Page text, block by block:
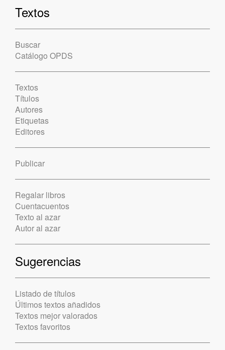
Textos
Buscar
Catálogo OPDS
Textos
Títulos
Autores
Etiquetas
Editores
Publicar
Regalar libros
Cuentacuentos
Texto al azar
Autor al azar
Sugerencias
Listado de títulos
Últimos textos añadidos
Textos mejor valorados
Textos favoritos